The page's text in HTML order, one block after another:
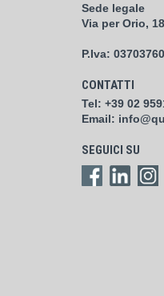
Sede legale
Via per Orio,
P.Iva:
CONTATTI
Tel: +39 02
Email:
SEGUICI SU